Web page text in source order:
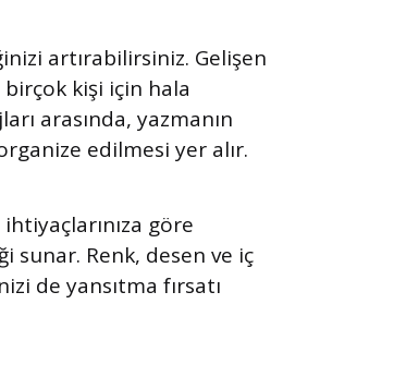
artırabilirsiniz. Gelişen
kişi için hala
arasında, yazmanın
edilmesi yer alır.
göre
sunar. Renk, desen ve iç
de yansıtma fırsatı